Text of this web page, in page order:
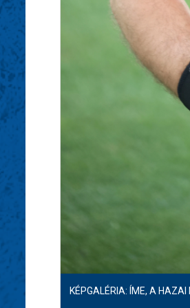
KÉPGALÉRIA: ÍME, A HAZAI